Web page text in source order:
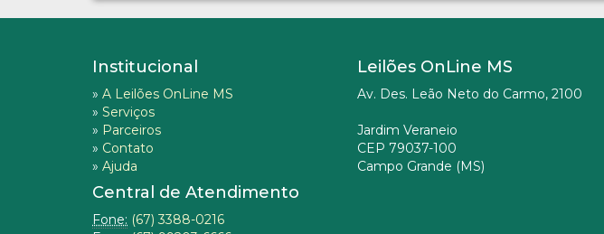
Institucional
» A Leilões OnLine MS
» Serviços
» Parceiros
» Contato
» Ajuda
Central de Atendimento
Fone: (67) 3388-0216
Leilões OnLine MS
Av. Des. Leão Neto do Carmo, 2100
Jardim Veraneio
CEP 79037-100
Campo Grande (MS)